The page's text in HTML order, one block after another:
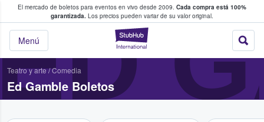
El mercado de boletos para eventos en vivo desde 2009. Cada compra está 100%
garantizada. Los precios pueden variar de su valor original.
StubHub: donde
Menú
fans compran y venden boletos
Teatro y arte/Comedia
Ed Gamble Boletos